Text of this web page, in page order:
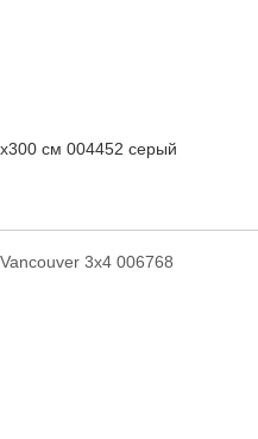
см 004452 серый